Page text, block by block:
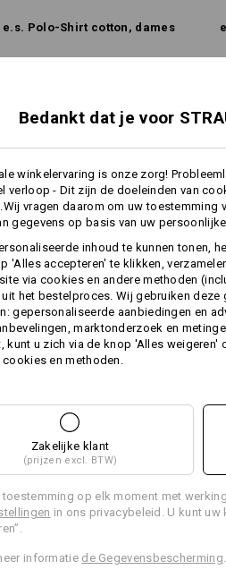
e.s. Polo-Shirt cotton, dames
7
Alle details
Bedankt dat je voor
winkelervaring is onze zorg!
verloop - Dit zijn de doeleinden van
vragen daarom om uw toestemming
gegevens op basis van uw persoonlijke
inhoud te kunnen tonen,
'Alles accepteren' te klikken,
via cookies en andere methoden
het bestelproces. Wij gebruiken deze
gepersonaliseerde aanbiedingen en
marktonderzoek en
kunt u zich via de knop 'Alles weigeren'
en methoden.
Zakelijke klant
(prijzen excl. BTW)
toestemming op elk moment met
in ons privacybeleid. U kunt
informatie de Gegevensbescherming